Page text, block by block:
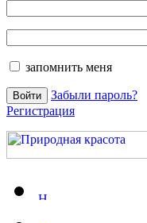
запомнить меня
Забыли пароль?
Регистрация